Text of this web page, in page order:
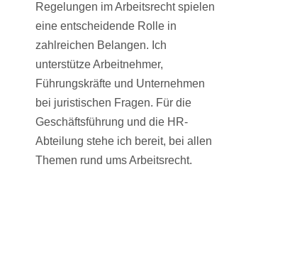
Regelungen im Arbeitsrecht spielen
eine entscheidende Rolle in
zahlreichen Belangen. Ich
unterstütze Arbeitnehmer,
Führungskräfte und Unternehmen
bei juristischen Fragen. Für die
Geschäftsführung und die HR-
Abteilung stehe ich bereit, bei allen
Themen rund ums Arbeitsrecht.